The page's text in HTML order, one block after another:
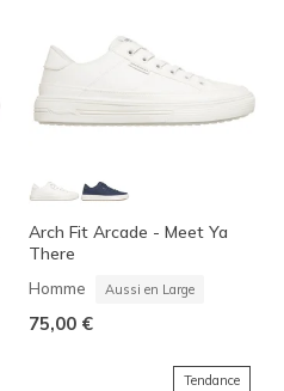
Arch Fit Arcade - Meet Ya
There
Homme Aussi en Large
75,00 €
Tendance